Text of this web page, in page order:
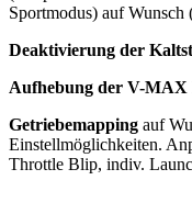
Sportmodus) auf
Deaktivierung der
Aufhebung der V-MAX
Getriebemapping auf
Einstellmöglichkeiten.
Throttle Blip, indiv.